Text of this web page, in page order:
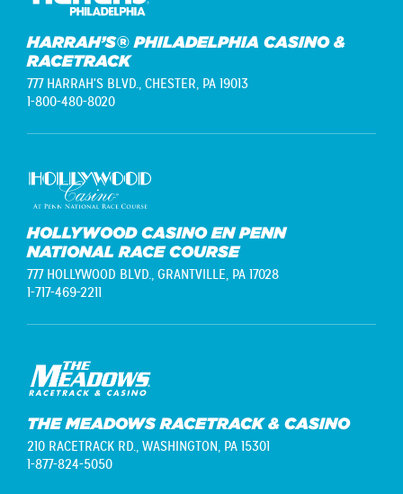
HARRAH’S® PHILADELPHIA CASINO &
RACETRACK
777 HARRAH'S BLVD., CHESTER, PA 19013
1-800-480-8020
HOLLYWOOD CASINO EN PENN
NATIONAL RACE COURSE
777 HOLLYWOOD BLVD., GRANTVILLE, PA 17028
1-717-469-2211
THE MEADOWS RACETRACK & CASINO
210 RACETRACK RD., WASHINGTON, PA 15301
1-877-824-5050